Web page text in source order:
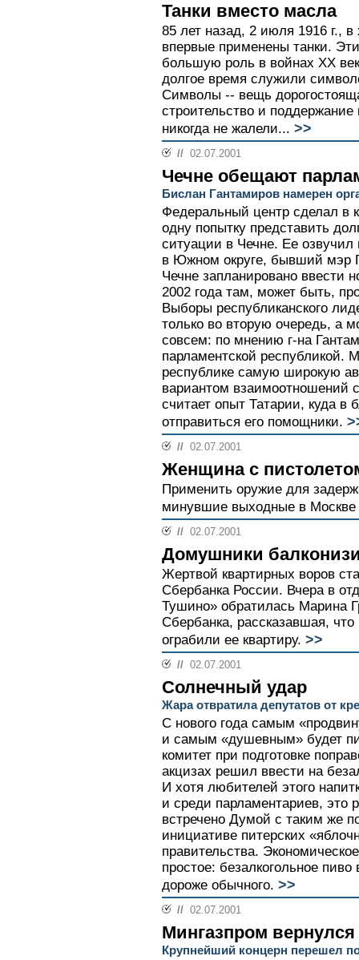
Танки вместо масла
85 лет назад, 2 июля 1916 г.,
впервые применены танки.
большую роль в войнах ХХ
долгое время служили
Символы -- вещь
строительство и
никогда не жалели... >>
// 02.07.2001
Чечне обещают
Бислан Гантамиров намерен
Федеральный центр сделал в
одну попытку представить
ситуации в Чечне. Ее
в Южном округе, бывший мэр
Чечне запланировано ввести
2002 года там, может быть,
Выборы республиканского
только во вторую очередь, а
совсем: по мнению г-на
парламентской республикой.
республике самую широкую
вариантом взаимоотношений
считает опыт Татарии, куда
отправиться его помощники.
// 02.07.2001
Женщина с
Применить оружие для
минувшие выходные в
// 02.07.2001
Домушники
Жертвой квартирных воров
Сбербанка России. Вчера в
Тушино» обратилась Марина
Сбербанка, рассказавшая,
ограбили ее квартиру. >>
// 02.07.2001
Солнечный удар
Жара отвратила депутатов от
С нового года самым
и самым «душевным» будет
комитет при подготовке
акцизах решил ввести на
И хотя любителей этого
и среди парламентариев, это
встречено Думой с таким же
инициативе питерских
правительства.
простое: безалкогольное
дороже обычного. >>
// 02.07.2001
Мингазпром вернулся
Крупнейший концерн перешел